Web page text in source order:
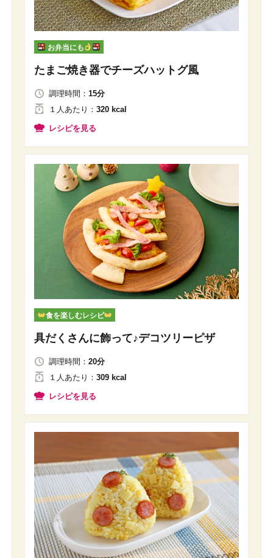
お弁当にも
たまご焼き器でチーズハットグ風
調理時間： 15分
１人 あたり ： 320 kcal
レシピを見る
食を楽しむレシピ
具だくさんに飾って♪デコツリーピザ
調理時間： 20分
１人あたり ： 309 kcal
レシピを見る